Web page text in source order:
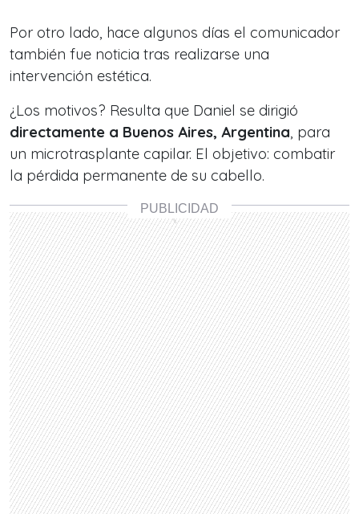
Por otro lado, hace algunos días el comunicador
también fue noticia tras realizarse una
intervención estética.
¿Los motivos? Resulta que Daniel se dirigió
directamente a Buenos Aires, Argentina, para
un microtrasplante capilar. El objetivo: combatir
la pérdida permanente de su cabello.